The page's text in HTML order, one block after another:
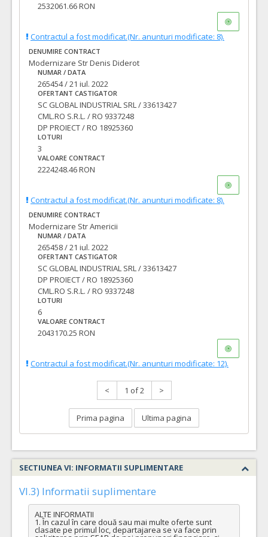
2532061.66 RON
Contractul a fost modificat.(Nr. anunturi modificate: 8).
DENUMIRE CONTRACT
Modernizare Str Denis Diderot
NUMAR / DATA
265454 / 21 iul. 2022
OFERTANT CASTIGATOR
SC GLOBAL INDUSTRIAL SRL / 33613427
CML.RO S.R.L. / RO 9337248
DP PROIECT / RO 18925360
LOTURI
3
VALOARE CONTRACT
2224248.46 RON
Contractul a fost modificat.(Nr. anunturi modificate: 8).
DENUMIRE CONTRACT
Modernizare Str Americii
NUMAR / DATA
265458 / 21 iul. 2022
OFERTANT CASTIGATOR
SC GLOBAL INDUSTRIAL SRL / 33613427
DP PROIECT / RO 18925360
CML.RO S.R.L. / RO 9337248
LOTURI
6
VALOARE CONTRACT
2043170.25 RON
Contractul a fost modificat.(Nr. anunturi modificate: 12).
< 1 of 2 >
Prima pagina Ultima pagina
SECTIUNEA VI: INFORMATII SUPLIMENTARE
VI.3) Informatii suplimentare
ALTE INFORMATII
1. În cazul în care două sau mai multe oferte sunt
clasate pe primul loc, departajarea se va face prin